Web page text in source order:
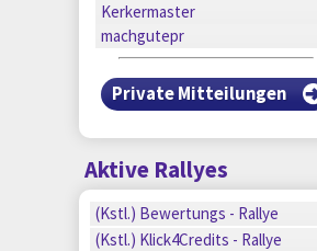
Kerkermaster
machgutepr
Private Mitteilungen
Aktive Rallyes
(Kstl.) Bewertungs - Rallye
(Kstl.) Klick4Credits - Rallye